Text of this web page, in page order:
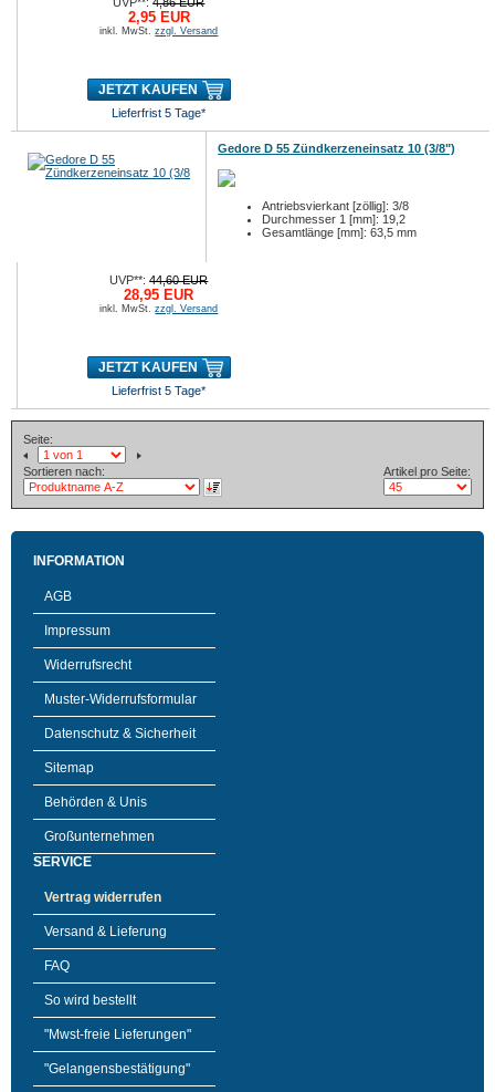
2,95 EUR
inkl. MwSt.zzgl. Versand
JETZT KAUFEN
Lieferfrist 5 Tage*
Gedore D 55 Zündkerzeneinsatz 10 (3/8")
Antriebsvierkant [zöllig]: 3/8
Durchmesser 1 [mm]: 19,2
Gesamtlänge [mm]: 63,5 mm
UVP**:44,60 EUR
28,95 EUR
inkl. MwSt.zzgl. Versand
JETZT KAUFEN
Lieferfrist 5 Tage*
Seite:
Sortieren nach: Artikel pro Seite:
INFORMATION
AGB
Impressum
Widerrufsrecht
Muster-Widerrufsformular
Datenschutz & Sicherheit
Sitemap
Behörden & Unis
Großunternehmen
SERVICE
Vertrag widerrufen
Versand & Lieferung
FAQ
So wird bestellt
"Mwst-freie Lieferungen"
"Gelangensbestätigung"